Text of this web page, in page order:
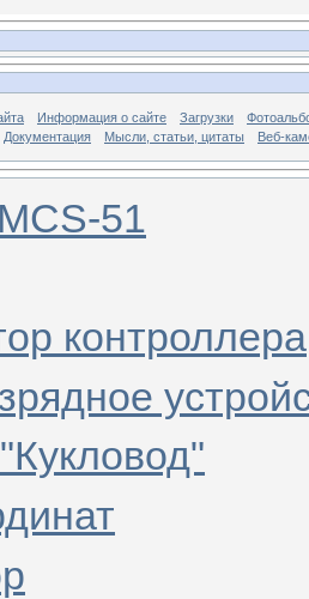
Информация о сайте Загрузки
Документация Мысли, статьи, цитаты Веб-
51
контроллера